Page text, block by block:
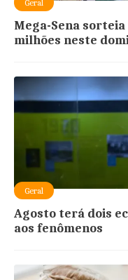
Geral
Mega-Sena
milhões neste
Geral
Agosto terá dois
aos fenômenos